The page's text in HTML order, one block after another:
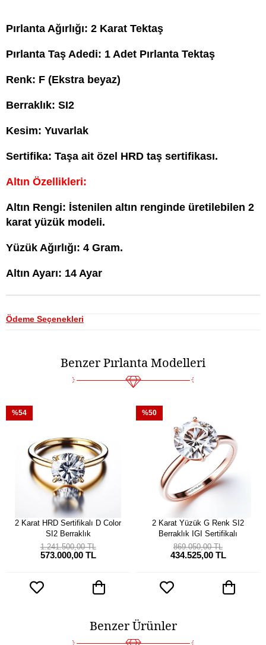
Pırlanta Ağırlığı: 2 Karat Tektaş
Pırlanta Taş Adedi: 1 Adet Pırlanta Tektaş
Renk: F (Ekstra beyaz)
Berraklık: SI2
Kesim: Yuvarlak
Sertifika: Taşa ait özel HRD taş sertifikası.
Altın Özellikleri:
Altın Rengi: İstenilen altın renginde üretilebilen 2
karat yüzük modeli.
Yüzük Ağırlığı: 4 Gram.
Altın Ayarı: 14 Ayar
Ödeme Seçenekleri
Benzer Pırlanta Modelleri
2 Karat HRD Sertifikalı D Color
SI2 Berraklık
573.000,00 TL
1.241.500,00 TL
%54
2 Karat Yüzük G Renk SI2
Berraklık IGI Sertifikalı
434.525,00 TL
869.050,00 TL
%50
Benzer Ürünler